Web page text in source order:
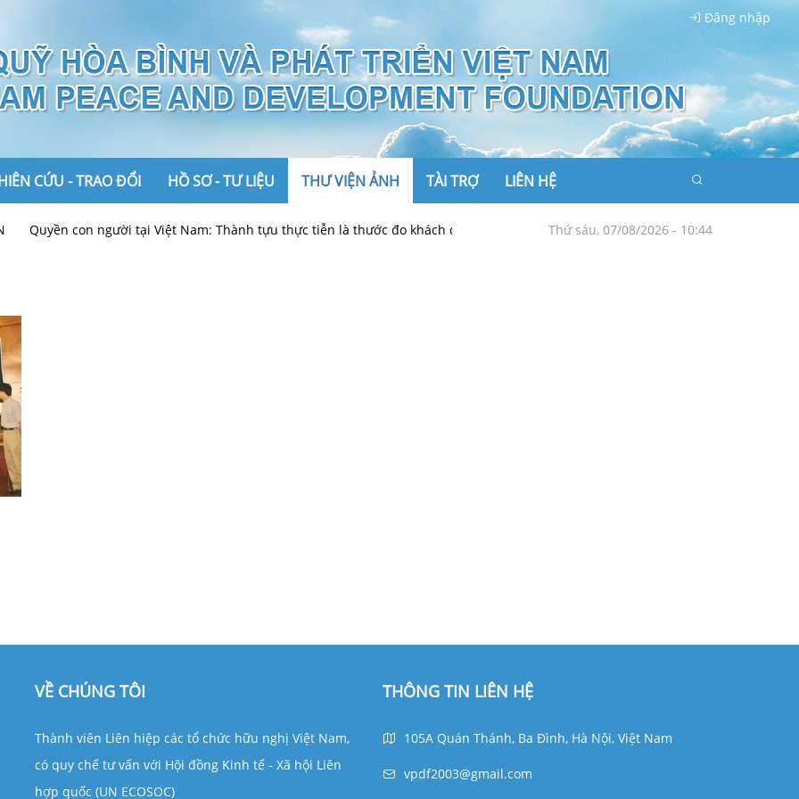
Đăng nhập
CỨU - TRAO ĐỔI HỒ SƠ - TƯ LIỆU THƯ VIỆN ẢNH TÀI TRỢ LIÊN HỆ
Quyền con người tại Việt Nam: Thành tựu thực tiễn là thước đo khách quan nhất Ngoại giao Việt Nam tiên phong kiến tạo hòa
Thứ sáu, 07/08/2026 - 10:44
VỀ CHÚNG TÔI
Thành viên Liên hiệp các tổ chức hữu nghị Việt Nam,
có quy chế tư vấn với Hội đồng Kinh tế - Xã hội Liên
hợp quốc (UN ECOSOC)
THÔNG TIN LIÊN HỆ
105A Quán Thánh, Ba Đình, Hà Nội, Việt Nam
vpdf2003@gmail.com